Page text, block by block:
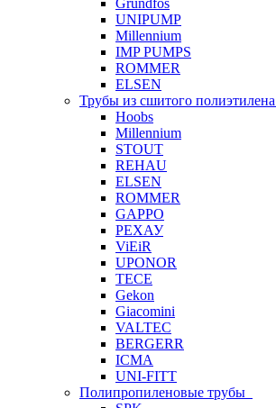
Grundfos
UNIPUMP
Millennium
IMP PUMPS
ROMMER
ELSEN
Трубы из сшитого полиэтилена
Hoobs
Millennium
STOUT
REHAU
ELSEN
ROMMER
GAPPO
РЕХАУ
ViEiR
UPONOR
TECE
Gekon
Giacomini
VALTEC
BERGERR
ICMA
UNI-FITT
Полипропиленовые трубы